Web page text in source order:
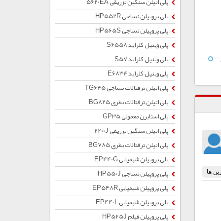
پلی پروپیلن نساجی HP552R
پلی پروپیلن نساجی HP565S
پلی وینیل کلراید S6558
پلی وینیل کلراید S57
پلی وینیل کلراید E6834
پلی اتیلن ترفتالات نساجی TG645
پلی اتیلن ترفتالات بطری BG825
پلی استایرن معمولی GP35
پلی اتیلن سنگین تزریقی 2200J
پلی اتیلن ترفتالات بطری BG785
پلی پروپیلن شیمیایی EP440G
پلی پروپیلن نساجی HP550J
پلی پروپیلن شیمیایی EP548R
پلی پروپیلن شیمیایی EP440L
پلی پروپیلن فیلم HP525J